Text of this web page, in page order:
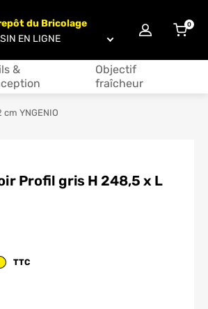
du Bricolage
un magasin
0article
&
Objectif
fraîcheur
YNGENIO
Profil gris H 248,5 x L
le prix
TTC